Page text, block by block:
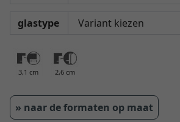
glastype
3,1 cm 2,6 cm
» naar de formaten op maat